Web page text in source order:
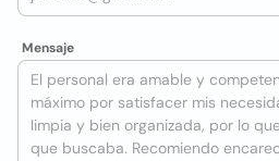
Mensaje